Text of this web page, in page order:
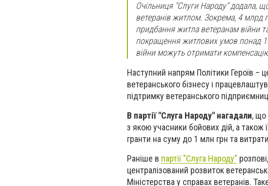
Очільниця "Слуги Народу" додала,
ветеранів житлом. Зокрема, 4 млрд
придбання житла ветеранам війни
покращення житлових умов понад
війни можуть отримати
Наступний напрям Політики Героїв –
ветеранського бізнесу і
підтримку ветеранського
В партії "Слуга Народу" нагадали, що
з якою учасники бойових дій, а
гранти на суму до 1 млн грн та
Раніше в партії "Слуга Народу"
централізований розвиток
Міністерства у справах ветеранів.